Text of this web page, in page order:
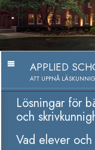
APPLIED
ATT UPPNÅ
Lösningar för
och
Vad elever